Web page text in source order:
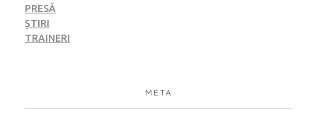
PRESĂ
ȘTIRI
TRAINERI
META